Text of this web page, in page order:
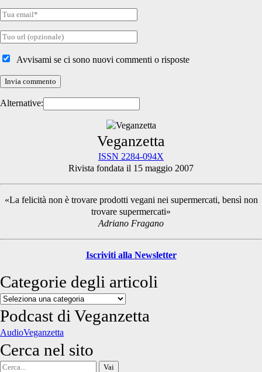
Tua
Tuo
internetAvvisami se ci sono nuovi commenti o risposte
Alternative:
Sidebar
Veganzetta
ISSN 2284-094X
Rivista fondata il 15 maggio 2007
«La felicità non è trovare prodotti vegani nei supermercati, bensì non
trovare supermercati»
Adriano Fragano
Iscriviti alla Newsletter
Categorie degli articoli
Categorie
degli
articoli
Podcast di Veganzetta
AudioVeganzetta
Cerca nel sito
Cerca